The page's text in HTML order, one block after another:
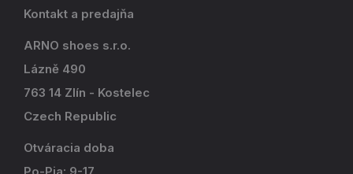
Kontakt a predajňa
ARNO shoes s.r.o.
Lázně 490
763 14 Zlín - Kostelec
Czech Republic
Otváracia doba
Po-Pia: 9-17